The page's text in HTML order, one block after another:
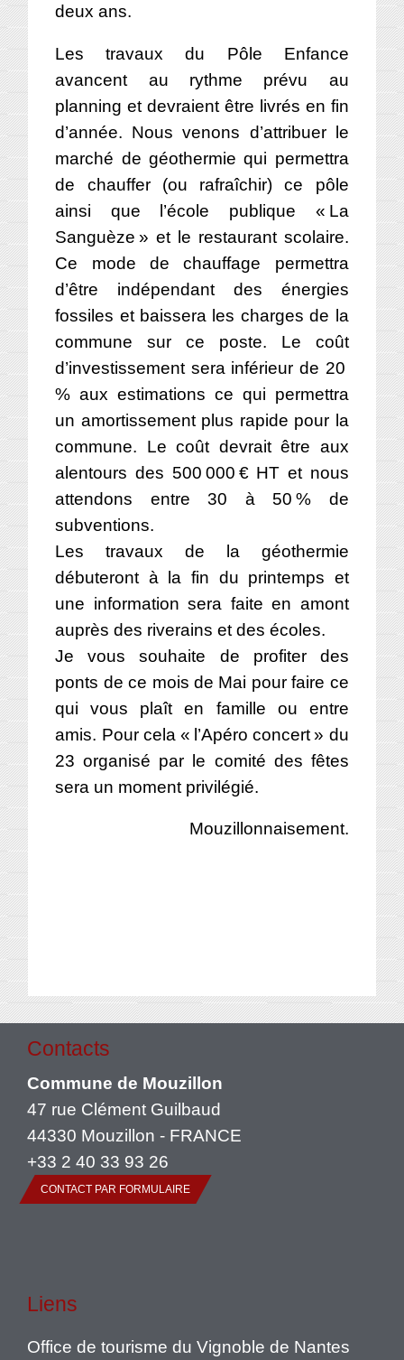
deux ans.
Les travaux du Pôle Enfance
avancent au rythme prévu au
planning et devraient être livrés en fin
d’année. Nous venons d’attribuer le
marché de géothermie qui permettra
de chauffer (ou rafraîchir) ce pôle
ainsi que l’école publique « La
Sanguèze » et le restaurant scolaire.
Ce mode de chauffage permettra
d’être indépendant des énergies
fossiles et baissera les charges de la
commune sur ce poste. Le coût
d’investissement sera inférieur de 20
% aux estimations ce qui permettra
un amortissement plus rapide pour la
commune. Le coût devrait être aux
alentours des 500 000 € HT et nous
attendons entre 30 à 50 % de
subventions.
Les travaux de la géothermie
débuteront à la fin du printemps et
une information sera faite en amont
auprès des riverains et des écoles.
Je vous souhaite de profiter des
ponts de ce mois de Mai pour faire ce
qui vous plaît en famille ou entre
amis. Pour cela « l’Apéro concert » du
23 organisé par le comité des fêtes
sera un moment privilégié.
Mouzillonnaisement.
Contacts
Commune de Mouzillon
47 rue Clément Guilbaud
44330 Mouzillon - FRANCE
+33 2 40 33 93 26
CONTACT PAR FORMULAIRE
Liens
Office de tourisme du Vignoble de Nantes